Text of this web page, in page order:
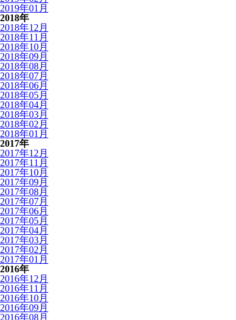
2019年01月
2018年
2018年12月
2018年11月
2018年10月
2018年09月
2018年08月
2018年07月
2018年06月
2018年05月
2018年04月
2018年03月
2018年02月
2018年01月
2017年
2017年12月
2017年11月
2017年10月
2017年09月
2017年08月
2017年07月
2017年06月
2017年05月
2017年04月
2017年03月
2017年02月
2017年01月
2016年
2016年12月
2016年11月
2016年10月
2016年09月
2016年08月